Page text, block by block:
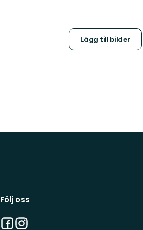
Lägg till bilder
Följ oss
Facebook
Instagram